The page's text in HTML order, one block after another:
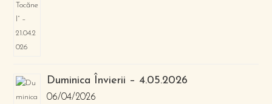
Duminica Învierii – 4.05.2026
06/04/2026